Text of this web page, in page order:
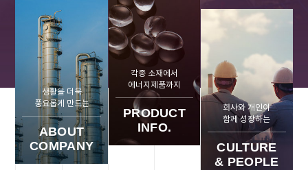
생활을 더욱
풍요롭게 만드는
ABOUT
COMPANY
각종 소재에서
에너지제품까지
PRODUCT
INFO.
회사와 개인이
함께 성장하는
CULTURE
& PEOPLE